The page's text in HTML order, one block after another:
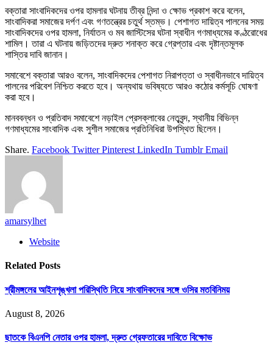
বক্তারা সাংবাদিকদের ওপর হামলার ঘটনায় তীব্র নিন্দা ও ক্ষোভ প্রকাশ করে বলেন,
সাংবাদিকরা সমাজের দর্পণ এবং গণতন্ত্রের চতুর্থ স্তম্ভ। পেশাগত দায়িত্ব পালনের সময়
সাংবাদিকদের ওপর হামলা, নির্যাতন ও মব জাস্টিসের ঘটনা স্বাধীন গণমাধ্যমের কণ্ঠরোধের
শামিল। তারা এ ঘটনায় জড়িতদের দ্রুত শনাক্ত করে গ্রেপ্তার এবং দৃষ্টান্তমূলক
শাস্তির দাবি জানান।
সমাবেশে বক্তারা আরও বলেন, সাংবাদিকদের পেশাগত নিরাপত্তা ও স্বাধীনভাবে দায়িত্ব
পালনের পরিবেশ নিশ্চিত করতে হবে। অন্যথায় ভবিষ্যতে আরও কঠোর কর্মসূচি ঘোষণা
করা হবে।
মানববন্ধন ও প্রতিবাদ সমাবেশে নড়াইল প্রেসক্লাবের নেতৃবৃন্দ, স্থানীয় বিভিন্ন
গণমাধ্যমের সাংবাদিক এবং সুশীল সমাজের প্রতিনিধিরা উপস্থিত ছিলেন।
Share. Facebook Twitter Pinterest LinkedIn Tumblr Email
amarsylhet
Website
Related Posts
শ্রীমঙ্গলের আইনশৃঙ্খলা পরিস্থিতি নিয়ে সাংবাদিকদের সঙ্গে ওসির মতবিনিময়
August 8, 2026
ছাতকে বিএনপি নেতার ওপর হামলা, দ্রুত গ্রেফতারের দাবিতে বিক্ষোভ